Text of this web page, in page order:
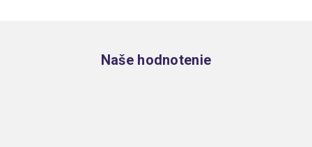
Naše hodnotenie